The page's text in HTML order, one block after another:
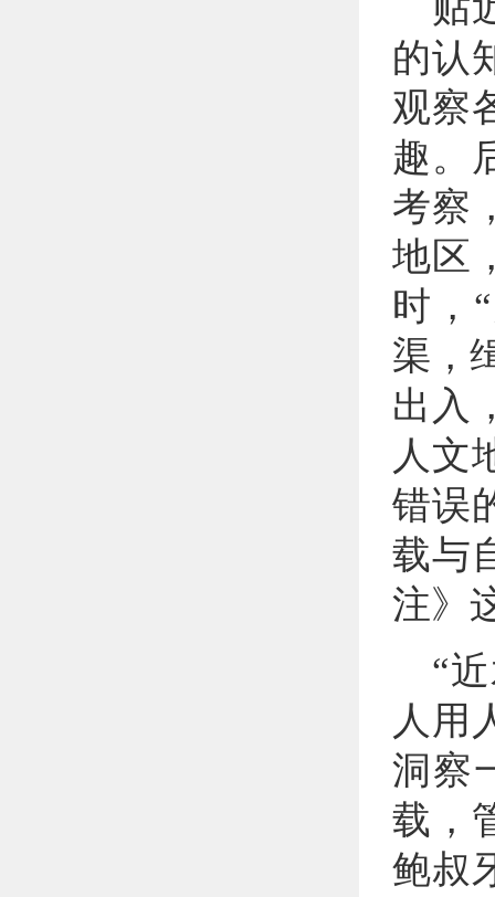
的认
观察
趣。
考察
地区
时，
渠，
出入
人文
错误
载与
注》
“
人用
洞察
载，
鲍叔